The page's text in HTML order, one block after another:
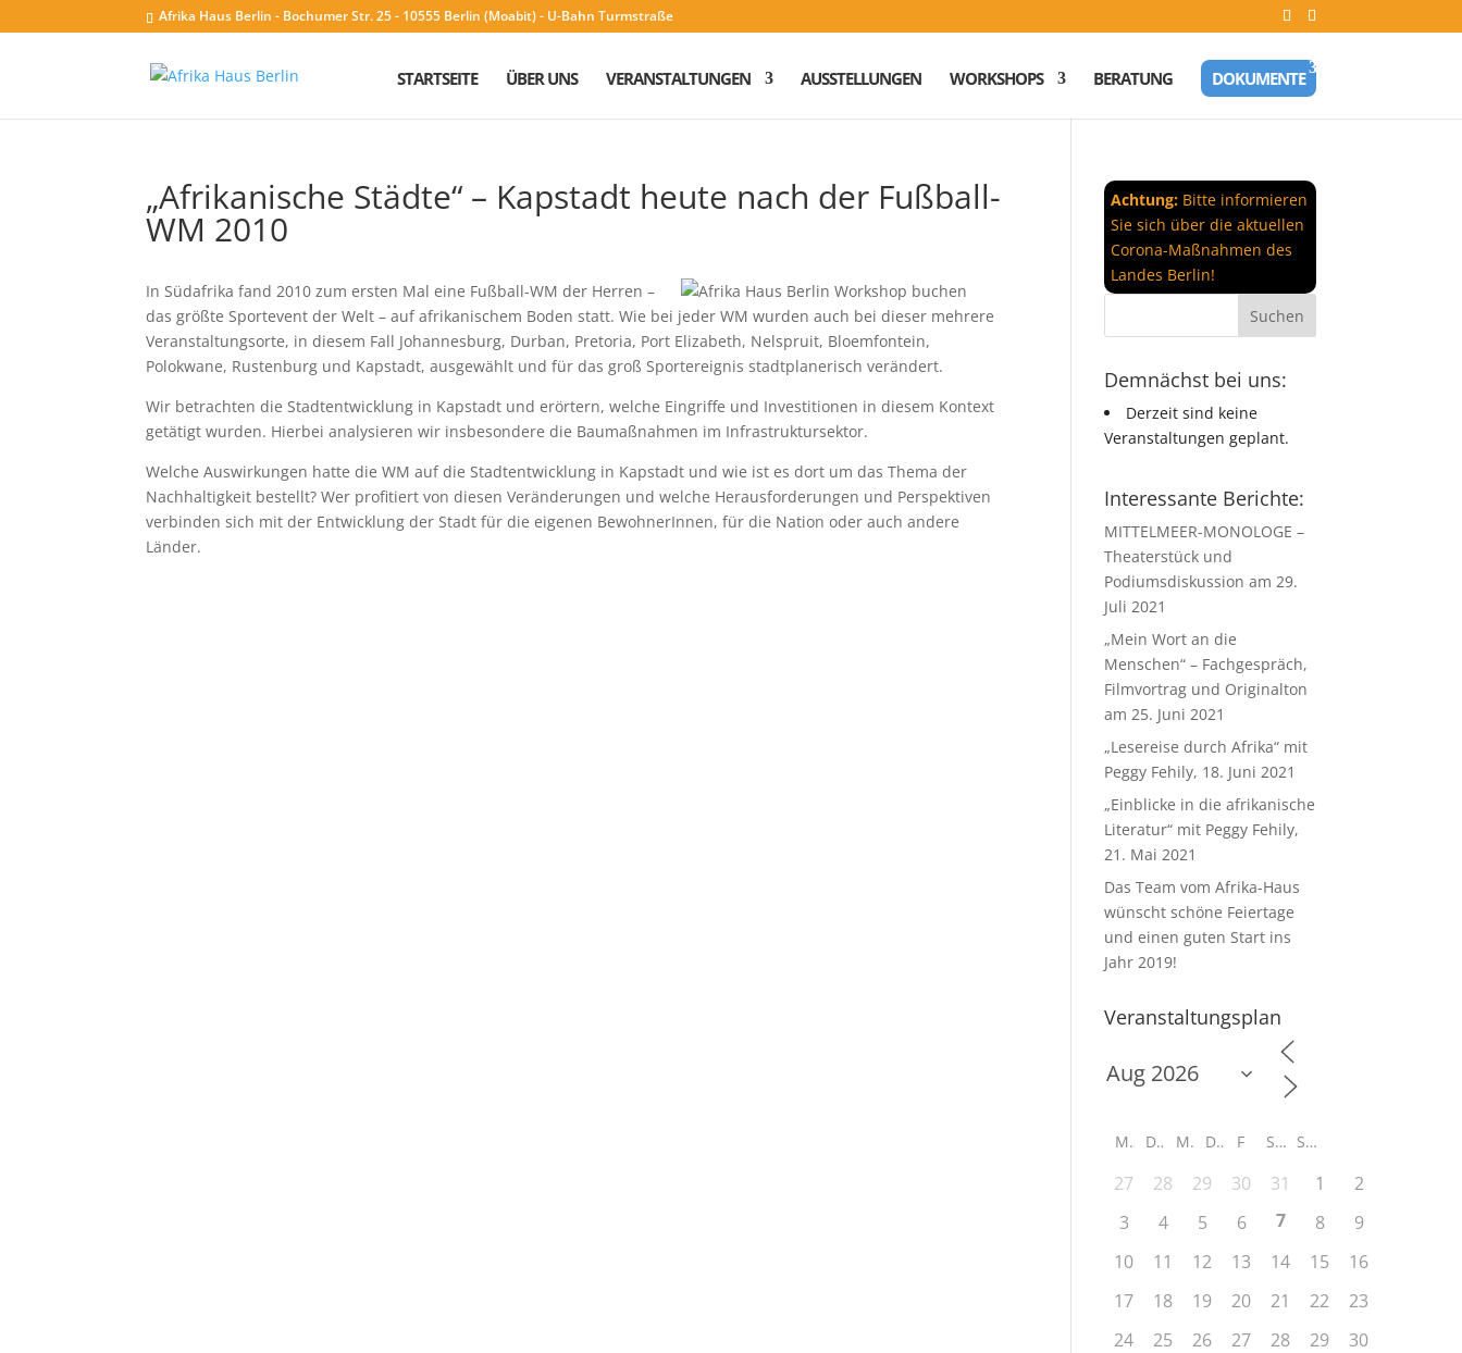
Afrika Haus Berlin - Bochumer Str. 25 - 10555 Berlin (Moabit) - U-Bahn Turmstraße
STARTSEITE ÜBER UNS VERANSTALTUNGEN AUSSTELLUNGEN WORKSHOPS BERATUNG DOKUMENTE
„Afrikanische Städte“ – Kapstadt heute nach der Fußball-
WM 2010
In Südafrika fand 2010 zum ersten Mal eine Fußball-WM der Herren –
das größte Sportevent der Welt – auf afrikanischem Boden statt. Wie bei jeder WM wurden auch bei dieser mehrere
Veranstaltungsorte, in diesem Fall Johannesburg, Durban, Pretoria, Port Elizabeth, Nelspruit, Bloemfontein,
Polokwane, Rustenburg und Kapstadt, ausgewählt und für das groß Sportereignis stadtplanerisch verändert.
Wir betrachten die Stadtentwicklung in Kapstadt und erörtern, welche Eingriffe und Investitionen in diesem Kontext
getätigt wurden. Hierbei analysieren wir insbesondere die Baumaßnahmen im Infrastruktursektor.
Welche Auswirkungen hatte die WM auf die Stadtentwicklung in Kapstadt und wie ist es dort um das Thema der
Nachhaltigkeit bestellt? Wer profitiert von diesen Veränderungen und welche Herausforderungen und Perspektiven
verbinden sich mit der Entwicklung der Stadt für die eigenen BewohnerInnen, für die Nation oder auch andere
Länder.
Achtung: Bitte informieren
Sie sich über die aktuellen
Corona-Maßnahmen des
Landes Berlin!
Demnächst bei uns:
Derzeit sind keine
Veranstaltungen geplant.
Interessante Berichte:
MITTELMEER-MONOLOGE –
Theaterstück und
Podiumsdiskussion am 29.
Juli 2021
„Mein Wort an die
Menschen“ – Fachgespräch,
Filmvortrag und Originalton
am 25. Juni 2021
„Lesereise durch Afrika“ mit
Peggy Fehily, 18. Juni 2021
„Einblicke in die afrikanische
Literatur“ mit Peggy Fehily,
21. Mai 2021
Das Team vom Afrika-Haus
wünscht schöne Feiertage
und einen guten Start ins
Jahr 2019!
Veranstaltungsplan
M D M D F S S
27 28 29 30 31 1
2
3
4 5 6 7 8
9
10
11 12 13 14 15
16
17
18 19 20 21 22
23
24
25 26 27 28 29
30